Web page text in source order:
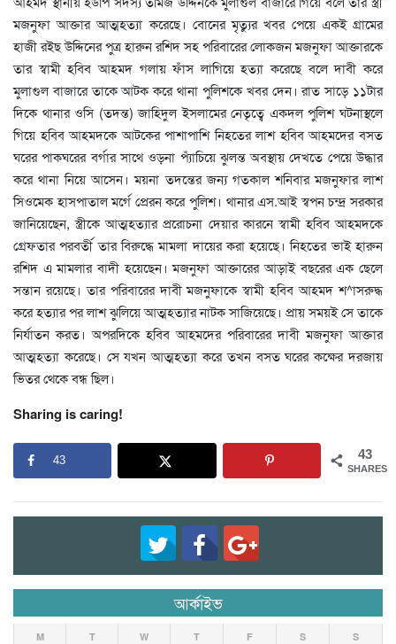
মজনুফা আক্তার আত্মহত্যা করেছে। বোনের মৃত্যুর খবর পেয়ে একই গ্রামের
হাজী রইছ উদ্দিনের পুত্র হারুন রশিদ সহ পরিবারের লোকজন মজনুফা আক্তারকে
তার স্বামী হবিব আহমদ গলায় ফাঁস লাগিয়ে হত্যা করেছে বলে দাবী করে
মুলাগুল বাজারে তাকে আটক করে থানা পুলিশকে খবর দেন। রাত সাড়ে ১১টার
দিকে থানার ওসি (তদন্ত) জাহিদুল ইসলামের নেতৃত্বে একদল পুলিশ ঘটনাস্থলে
গিয়ে হবিব আহমদকে আটকের পাশাপাশি নিহতের লাশ হবিব আহমদের বসত
ঘরের পাকঘরের বর্গার সাথে ওড়না প্যাঁচিয়ে ঝুলন্ত অবস্থায় দেখতে পেয়ে উদ্ধার
করে থানা নিয়ে আসেন। ময়না তদন্তের জন্য গতকাল শনিবার মজনুফার লাশ
সিওমেক হাসপাতাল মর্গে প্রেরন করে পুলিশ। থানার এস.আই স্বপন চন্দ্র সরকার
জানিয়েছেন, স্ত্রীকে আত্মহত্যার প্ররোচনা দেয়ার কারনে স্বামী হবিব আহমদকে
গ্রেফতার পরবর্তী তার বিরুদ্ধে মামলা দায়ের করা হয়েছে। নিহতের ভাই হারুন
রশিদ এ মামলার বাদী হয়েছেন। মজনুফা আক্তারের আড়াই বছরের এক ছেলে
সন্তান রয়েছে। তার পরিবারের দাবী মজনুফাকে স্বামী হবিব আহমদ শ^াসরুদ্ধ
করে হত্যার পর লাশ ঝুলিয়ে আত্মহত্যার নাটক সাজিয়েছে। প্রায় সময়ই সে তাকে
নির্যাতন করত। অপরদিকে হবিব আহমদের পরিবারের দাবী মজনুফা আক্তার
আত্মহত্যা করেছে। সে যখন আত্মহত্যা করে তখন বসত ঘরের কক্ষের দরজায়
ভিতর থেকে বন্ধ ছিল।
Sharing is caring!
43
SHARES
43
আর্কাইভ
M T W T F S S